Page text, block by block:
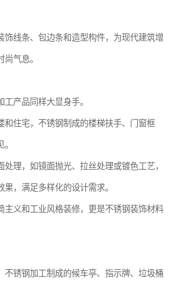
饰线条、包边条和造型构件，为现代建筑增
气息。
产品同样大显身手。
和住宅，不锈钢制成的楼梯扶手、门窗框
理，如镜面抛光、拉丝处理或镀色工艺，
，满足多样化的设计需求。
主义和工业风格装修，更是不锈钢装饰材料
不锈钢加工制成的候车亭、指示牌、垃圾桶